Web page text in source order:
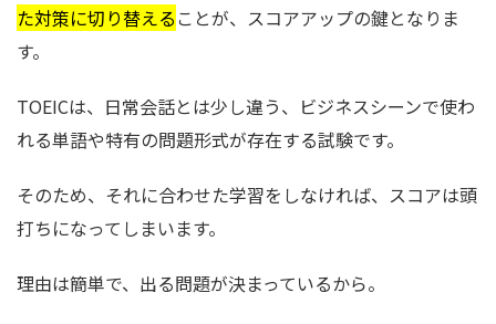
た対策に切り替える ことが、スコアアップの鍵となりま
す。
TOEICは、日常会話とは少し違う、ビジネスシーンで使わ
れる単語や特有の問題形式が存在する試験です。
そのため、それに合わせた学習をしなければ、スコアは頭
打ちになってしまいます。
理由は簡単で、出る問題が決まっているから。